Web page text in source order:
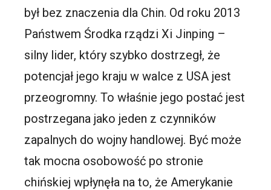
był bez znaczenia dla Chin. Od roku 2013
Państwem Środka rządzi Xi Jinping –
silny lider, który szybko dostrzegł, że
potencjał jego kraju w walce z USA jest
przeogromny. To właśnie jego postać jest
postrzegana jako jeden z czynników
zapalnych do wojny handlowej. Być może
tak mocna osobowość po stronie
chińskiej wpłynęła na to, że Amerykanie